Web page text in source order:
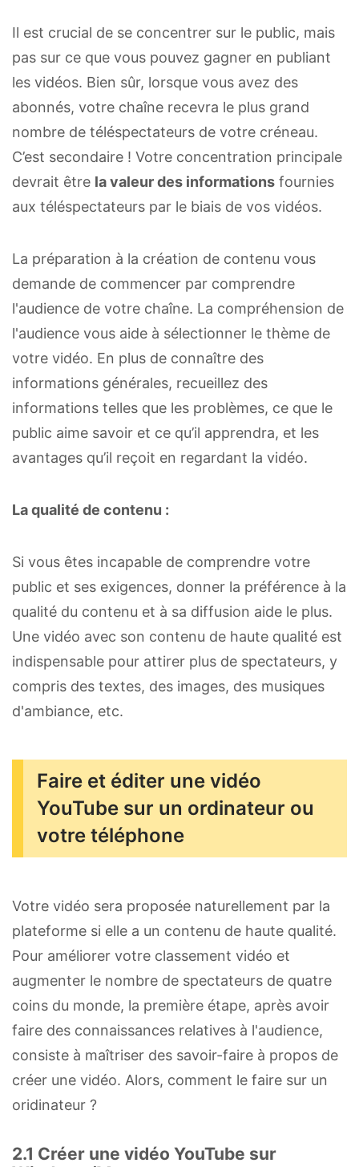
Il est crucial de se concentrer sur le public, mais
pas sur ce que vous pouvez gagner en publiant
les vidéos. Bien sûr, lorsque vous avez des
abonnés, votre chaîne recevra le plus grand
nombre de téléspectateurs de votre créneau.
C’est secondaire ! Votre concentration principale
devrait être la valeur des informations fournies
aux téléspectateurs par le biais de vos vidéos.
La préparation à la création de contenu vous
demande de commencer par comprendre
l'audience de votre chaîne. La compréhension de
l'audience vous aide à sélectionner le thème de
votre vidéo. En plus de connaître des
informations générales, recueillez des
informations telles que les problèmes, ce que le
public aime savoir et ce qu’il apprendra, et les
avantages qu’il reçoit en regardant la vidéo.
La qualité de contenu :
Si vous êtes incapable de comprendre votre
public et ses exigences, donner la préférence à la
qualité du contenu et à sa diffusion aide le plus.
Une vidéo avec son contenu de haute qualité est
indispensable pour attirer plus de spectateurs, y
compris des textes, des images, des musiques
d'ambiance, etc.
Faire et éditer une vidéo
YouTube sur un ordinateur ou
votre téléphone
Votre vidéo sera proposée naturellement par la
plateforme si elle a un contenu de haute qualité.
Pour améliorer votre classement vidéo et
augmenter le nombre de spectateurs de quatre
coins du monde, la première étape, après avoir
faire des connaissances relatives à l'audience,
consiste à maîtriser des savoir-faire à propos de
créer une vidéo. Alors, comment le faire sur un
oridinateur ?
2.1 Créer une vidéo YouTube sur